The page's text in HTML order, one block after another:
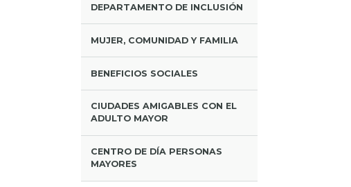
DEPARTAMENTO DE INCLUSIÓN
MUJER, COMUNIDAD Y FAMILIA
BENEFICIOS SOCIALES
CIUDADES AMIGABLES CON EL
ADULTO MAYOR
CENTRO DE DÍA PERSONAS
MAYORES